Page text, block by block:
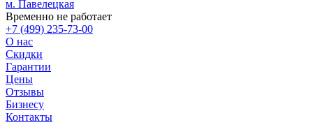
м. Павелецкая
Временно не работает
+7 (499) 235-73-00
О нас
Скидки
Гарантии
Цены
Отзывы
Бизнесу
Контакты